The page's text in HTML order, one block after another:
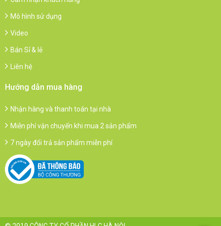
Mô hình sử dụng
Video
Bán Sỉ & lẻ
Liên hệ
Hướng dẫn mua hàng
Nhận hàng và thanh toán tại nhà
Miễn phí vận chuyển khi mua 2 sản phẩm
7 ngày đổi trả sản phẩm miễn phí